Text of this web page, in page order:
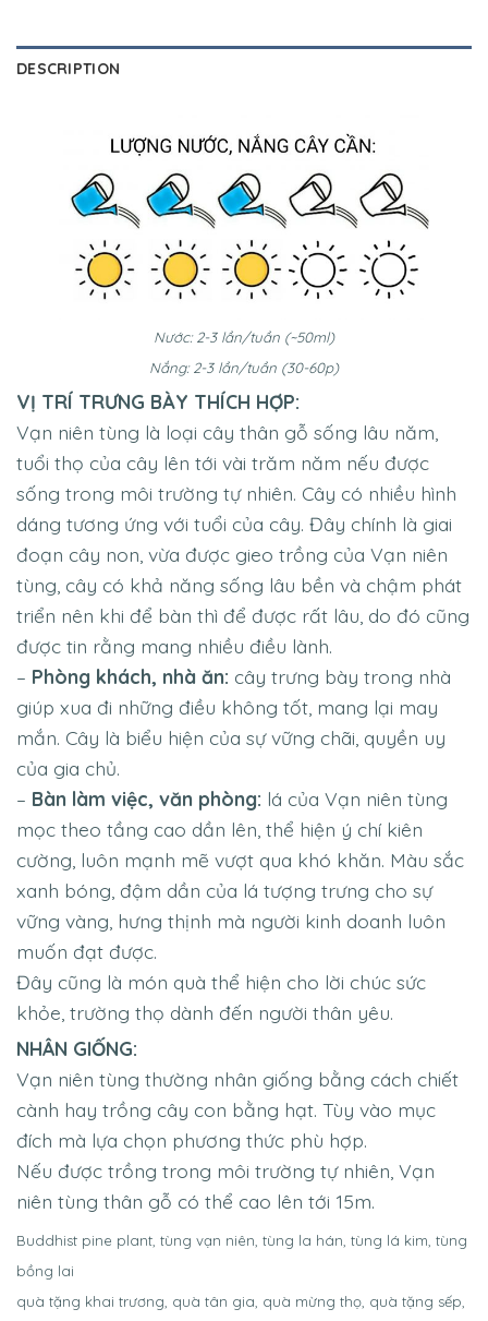
DESCRIPTION
Nước: 2-3 lần/tuần (~50ml)
Nắng: 2-3 lần/tuần (30-60p)
VỊ TRÍ TRƯNG BÀY THÍCH HỢP:
Vạn niên tùng là loại cây thân gỗ sống lâu năm,
tuổi thọ của cây lên tới vài trăm năm nếu được
sống trong môi trường tự nhiên. Cây có nhiều hình
dáng tương ứng với tuổi của cây. Đây chính là giai
đoạn cây non, vừa được gieo trồng của Vạn niên
tùng, cây có khả năng sống lâu bền và chậm phát
triển nên khi để bàn thì để được rất lâu, do đó cũng
được tin rằng mang nhiều điều lành.
– Phòng khách, nhà ăn: cây trưng bày trong nhà
giúp xua đi những điều không tốt, mang lại may
mắn. Cây là biểu hiện của sự vững chãi, quyền uy
của gia chủ.
– Bàn làm việc, văn phòng: lá của Vạn niên tùng
mọc theo tầng cao dần lên, thể hiện ý chí kiên
cường, luôn mạnh mẽ vượt qua khó khăn. Màu sắc
xanh bóng, đậm dần của lá tượng trưng cho sự
vững vàng, hưng thịnh mà người kinh doanh luôn
muốn đạt được.
Đây cũng là món quà thể hiện cho lời chúc sức
khỏe, trường thọ dành đến người thân yêu.
NHÂN GIỐNG:
Vạn niên tùng thường nhân giống bằng cách chiết
cành hay trồng cây con bằng hạt. Tùy vào mục
đích mà lựa chọn phương thức phù hợp.
Nếu được trồng trong môi trường tự nhiên, Vạn
niên tùng thân gỗ có thể cao lên tới 15m.
Buddhist pine plant, tùng vạn niên, tùng la hán, tùng lá kim, tùng
bồng lai
quà tặng khai trương, quà tân gia, quà mừng thọ, quà tặng sếp,